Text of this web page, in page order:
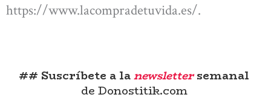
https://www.lacompradetuvida.es/.
## Suscríbete a lanewslettersemanal
de Donostitik.com